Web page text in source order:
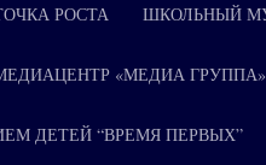
РОСТА ШКОЛЬНЫЙ
«МЕДИА ГРУППА»
ДЕТЕЙ “ВРЕМЯ ПЕРВЫХ”